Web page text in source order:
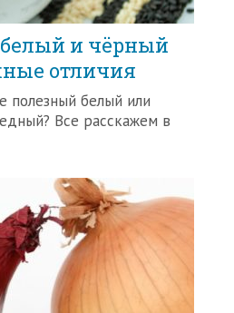
и чёрный
отличия
полезный белый или
Все расскажем в